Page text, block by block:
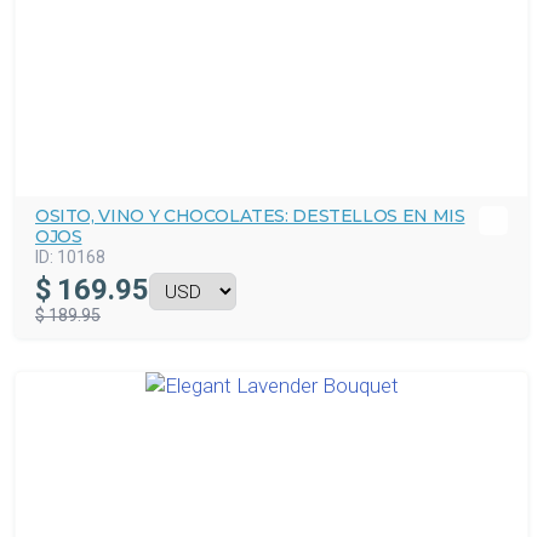
OSITO, VINO Y CHOCOLATES: DESTELLOS EN MIS
OJOS
ID: 10168
$ 169.95
$ 189.95